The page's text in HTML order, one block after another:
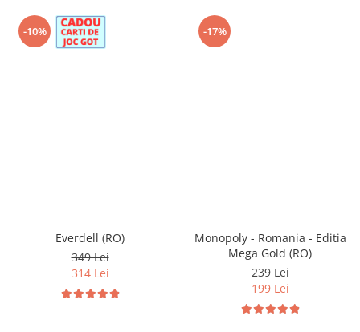
-10%
Everdell (RO)
349 Lei
314 Lei
-17%
Monopoly - Romania - Editia
Mega Gold (RO)
239 Lei
199 Lei